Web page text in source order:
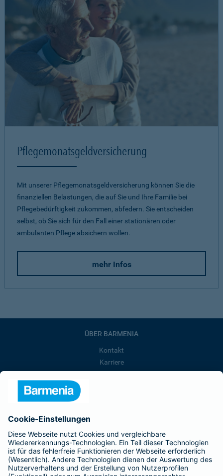
Pflegemonatsgeld­versicherung
Mit unserer Pflegemonatsgeld­versicherung können Sie die
finanziellen Belastungen, die auf Sie und Ihre Familie bei
Pflegebedürftigkeit zukommen, abfedern. Sie entscheiden
selbst, ob Sie sich für den Fall einer stationären oder
ambulanten Pflege absichern wollen.
mehr Infos
ÜBER BARMENIA
Kontakt
Karriere
Barmenia ist Teil der BarmeniaGothaer
BELIEBTE SEITEN
Kranken-Zusatzversicherung
Tierversicherungen